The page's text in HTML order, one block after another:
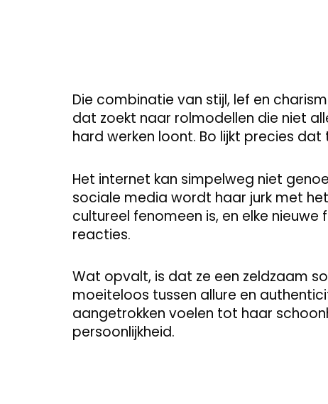
Die combinatie van stijl, lef en
dat zoekt naar rolmodellen die niet
hard werken loont. Bo lijkt precies dat
Het internet kan simpelweg niet
sociale media wordt haar jurk met
cultureel fenomeen is, en elke
reacties.
Wat opvalt, is dat ze een zeldzaam
moeiteloos tussen allure en
aangetrokken voelen tot haar
persoonlijkheid.